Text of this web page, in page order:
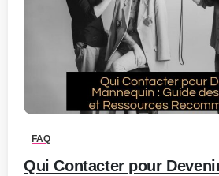
FAQ
Qui Contacter pour